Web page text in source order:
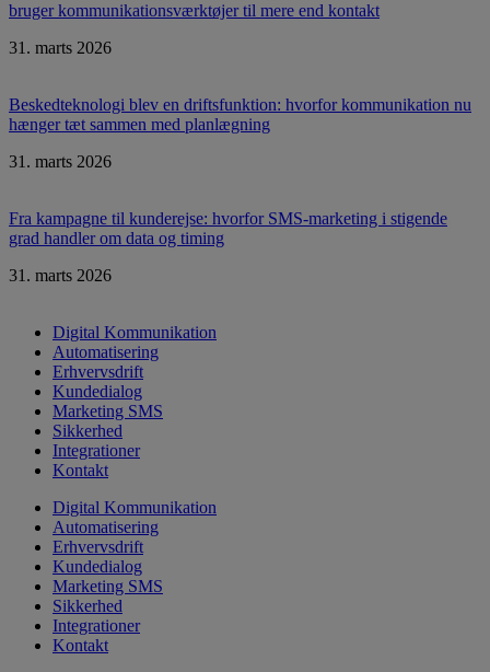
bruger kommunikationsværktøjer til mere end kontakt
31. marts 2026
Beskedteknologi blev en driftsfunktion: hvorfor kommunikation nu
hænger tæt sammen med planlægning
31. marts 2026
Fra kampagne til kunderejse: hvorfor SMS-marketing i stigende
grad handler om data og timing
31. marts 2026
Digital Kommunikation
Automatisering
Erhvervsdrift
Kundedialog
Marketing SMS
Sikkerhed
Integrationer
Kontakt
Digital Kommunikation
Automatisering
Erhvervsdrift
Kundedialog
Marketing SMS
Sikkerhed
Integrationer
Kontakt